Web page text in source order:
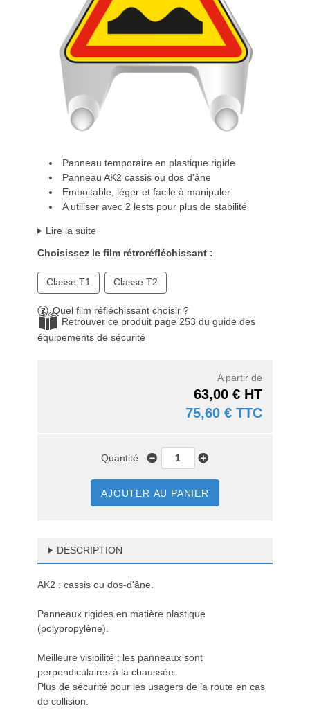
Panneau temporaire en plastique rigide
Panneau AK2 cassis ou dos d'âne
Emboitable, léger et facile à manipuler
A utiliser avec 2 lests pour plus de stabilité
Lire la suite
Choisissez le film rétroréfléchissant :
Classe T1 Classe T2
Quel film réfléchissant choisir ?
Retrouver ce produit page 253 du guide des
équipements de sécurité
A partir de
63,00 € HT
75,60 € TTC
Quantité
AJOUTER AU PANIER
DESCRIPTION
AK2 : cassis ou dos-d'âne.
Panneaux rigides en matière plastique
(polypropylène).
Meilleure visibilité : les panneaux sont
perpendiculaires à la chaussée.
Plus de sécurité pour les usagers de la route en cas
de collision.